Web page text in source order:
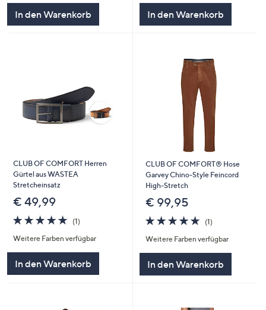
In den Warenkorb
5
In den Warenkorb
CLUB OF COMFORT Herren
Gürtel aus WASTEA
Stretcheinsatz
€ 49,99
5.0
von
5
(1)
Weitere Farben verfügbar
In den Warenkorb
CLUB OF COMFORT® Hose
Garvey Chino-Style Feincord
High-Stretch
€ 99,95
5.0
von
5
(1)
Weitere Farben verfügbar
In den Warenkorb